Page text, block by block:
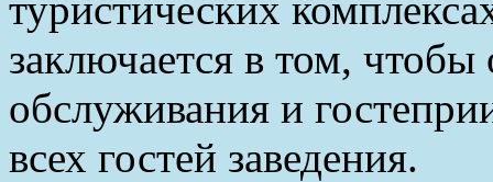
заключается в том,
обслуживания и
всех гостей заведения.